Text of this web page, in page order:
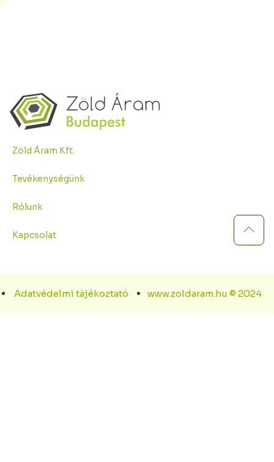
Zöld Áram Kft.
Tevékenységünk
Rólunk
Kapcsolat
www.zoldaram.hu ©2024
Adatvédelmi tájékoztató